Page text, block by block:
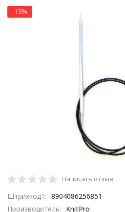
-15%
Написать отзыв
Штрихкод1: 8904086256851
Производитель:
KnitPro